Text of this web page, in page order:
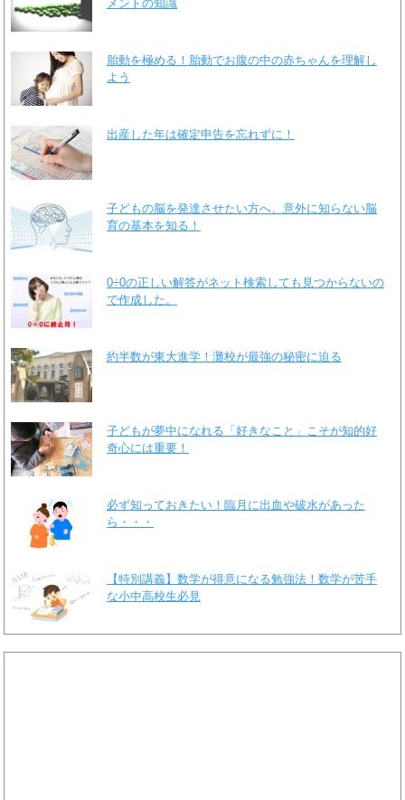
メントの知識
胎動を極める！胎動でお腹の中の赤ちゃんを理解し
よう
出産した年は確定申告を忘れずに！
子どもの脳を発達させたい方へ、意外に知らない脳
育の基本を知る！
0÷0の正しい解答がネット検索しても見つからないの
で作成した。
約半数が東大進学！灘校が最強の秘密に迫る
子どもが夢中になれる「好きなこと」こそが知的好
奇心には重要！
必ず知っておきたい！臨月に出血や破水があった
ら・・・
【特別講義】数学が得意になる勉強法！数学が苦手
な小中高校生必見